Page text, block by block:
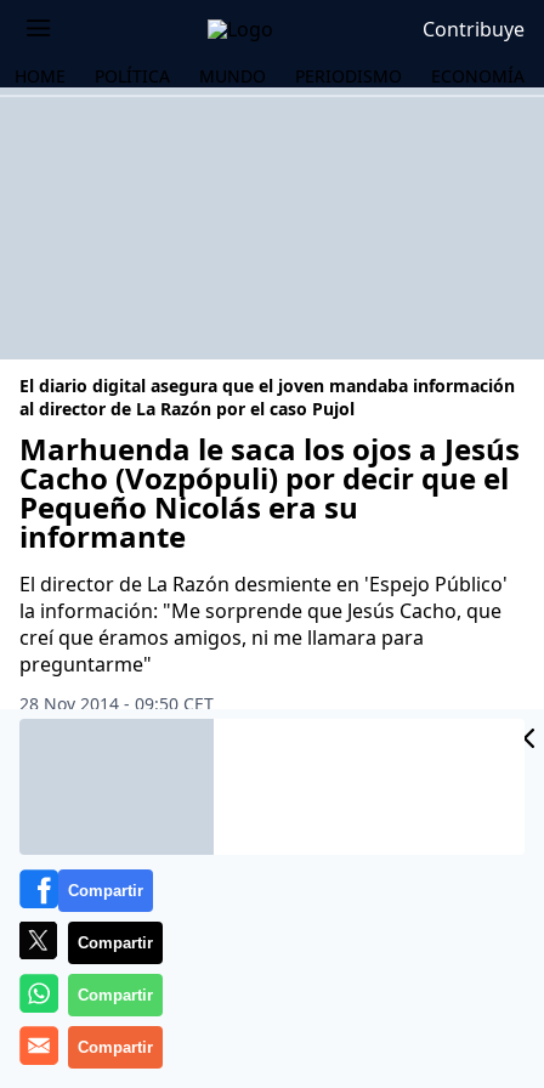
Contribuye
HOME POLÍTICA MUNDO PERIODISMO ECONOMÍA
El diario digital asegura que el joven mandaba información
al director de La Razón por el caso Pujol
Marhuenda le saca los ojos a Jesús
Cacho (Vozpópuli) por decir que el
Pequeño Nicolás era su
informante
El director de La Razón desmiente en 'Espejo Público'
la información: "Me sorprende que Jesús Cacho, que
creí que éramos amigos, ni me llamara para
preguntarme"
28 Nov 2014 - 09:50 CET
MANOS
Compartir
Compartir
Compartir
Compartir